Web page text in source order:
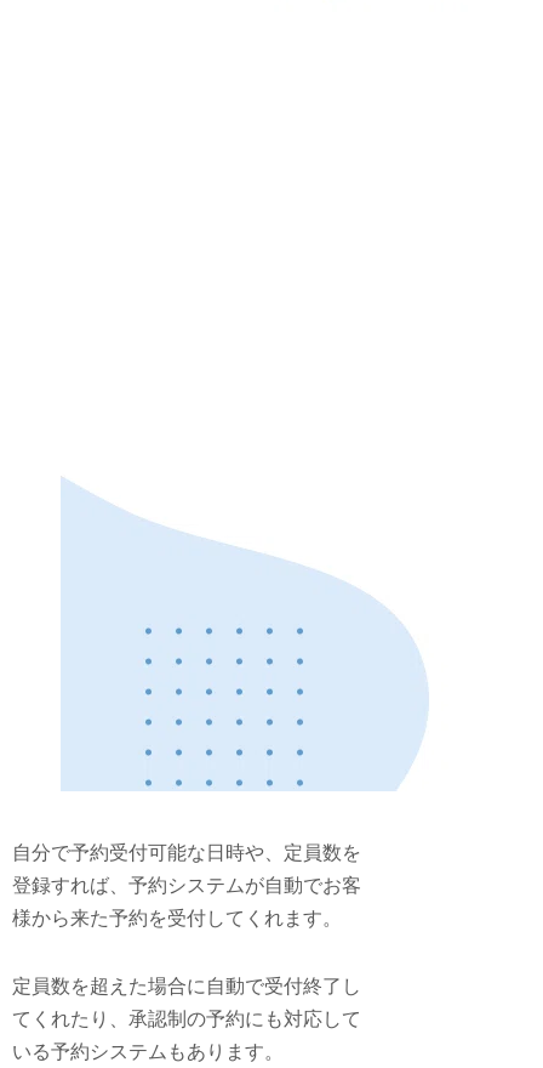
自分で予約受付可能な日時や、定員数を
登録すれば、予約システムが自動でお客
様から来た予約を受付してくれます。
定員数を超えた場合に自動で受付終了し
てくれたり、承認制の予約にも対応して
いる予約システムもあります。